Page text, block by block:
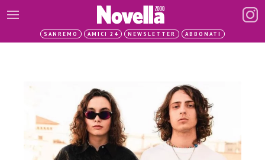
SANREMO AMICI 24 NEWSLETTER ABBONATI